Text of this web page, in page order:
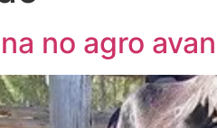
no agro